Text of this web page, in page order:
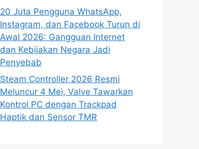
20 Juta Pengguna WhatsApp,
Instagram, dan Facebook Turun di
Awal 2026: Gangguan Internet
dan Kebijakan Negara Jadi
Penyebab
Steam Controller 2026 Resmi
Meluncur 4 Mei, Valve Tawarkan
Kontrol PC dengan Trackpad
Haptik dan Sensor TMR